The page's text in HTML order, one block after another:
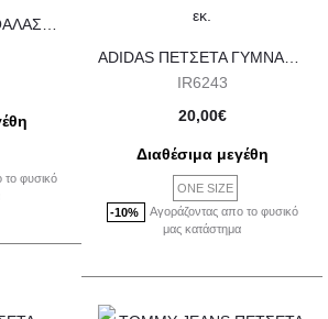
το φυσικό
IR6243
20,00€
Διαθέσιμα μεγέθη
ONE SIZE
-10%
Αγοράζοντας απο το φυσικό
μας κατάστημα